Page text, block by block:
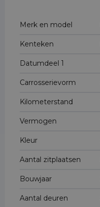
Merk en model
Kenteken
Datumdeel 1
Carrosserievorm
Kilometerstand
Vermogen
Kleur
Aantal zitplaatsen
Bouwjaar
Aantal deuren